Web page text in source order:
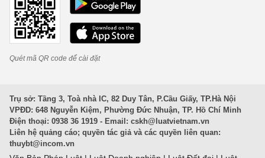
Quét mã QR code để cài đặt
Trụ sở: Tầng 3, Toà nhà IC, 82 Duy Tân, P.Cầu Giấy, TP.Hà Nội
VPĐD: 648 Nguyễn Kiệm, Phường Đức Nhuận, TP. Hồ Chí Minh
Điện thoại: 0938 36 1919 - Email: cskh@luatvietnam.vn
Liên hệ quảng cáo; quyền tác giả và các quyền liên quan:
thuybt@incom.vn